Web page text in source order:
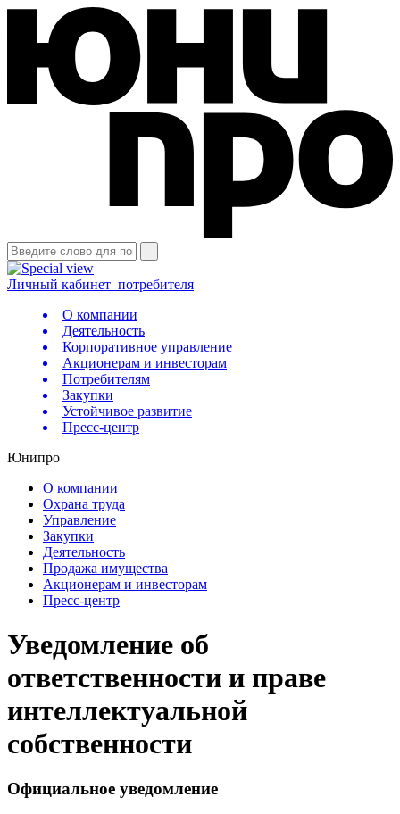
Личный кабинет потребителя
О компании
Деятельность
Корпоративное управление
Акционерам и инвесторам
Потребителям
Закупки
Устойчивое развитие
Пресс-центр
Юнипро
О компании
Охрана труда
Управление
Закупки
Деятельность
Продажа имущества
Акционерам и инвесторам
Пресс-центр
Уведомление об
ответственности и праве
интеллектуальной
собственности
Официальное уведомление